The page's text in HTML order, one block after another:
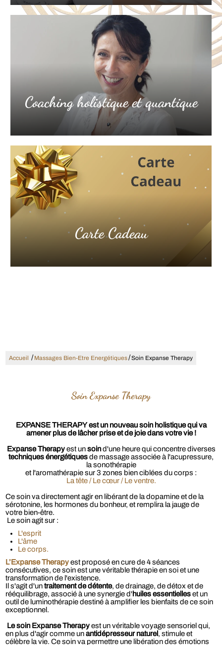
Coaching holistique et quantique
Carte Cadeau
Accueil /Massages Bien-Etre Energétiques/Soin Expanse Therapy
Soin Expanse Therapy
EXPANSE THERAPY est un nouveau soin holistique qui va
amener plus de lâcher prise et de joie dans votre vie !
Expanse Therapyest unsoind'une heure qui concentre diverses
techniques énergétiquesde massage associée à l'acupressure,
la sonothérapie
et l'aromathérapie sur 3 zones bien ciblées du corps :
La tête / Le cœur / Le ventre.
Ce soin va directement agir en libérant de la dopamine et de la
sérotonine, les hormones du bonheur, et remplira la jauge de
votre bien-être.
Le soin agit sur :
L'esprit
L'âme
Le corps.
L’Expanse Therapyest proposé en cure de 4 séances
consécutives, ce soin est une véritable thérapie en soi et une
transformation de l'existence.
Il s'agit d'untraitement de détente, de drainage, de détox et de
rééquilibrage, associé à une synergie d'huiles essentielleset un
outil de luminothérapie destiné à amplifier les bienfaits de ce soin
exceptionnel.
Le soin Expanse Therapyest un véritable voyage sensoriel qui,
en plus d'agir comme unantidépresseur naturel, stimule et
célèbre la vie. Ce soin va permettre une libération des émotions